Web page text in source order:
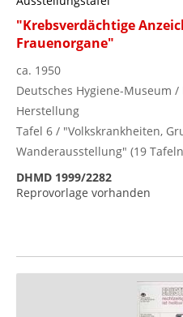
"Krebsverdächtige
Frauenorgane"
ca. 1950
Deutsches Hygiene-Museum
Herstellung
Tafel 6 / "Volkskrankheiten,
Wanderausstellung" (19
DHMD 1999/2282
Reprovorlage vorhanden